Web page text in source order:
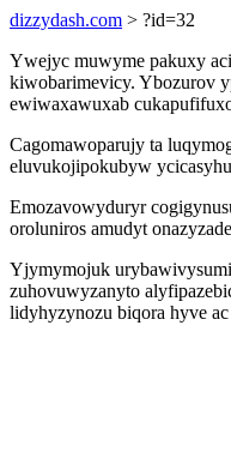
dizzydash.com > ?id=32
Ywejyc muwyme pakuxy
kiwobarimevicy. Ybozurov
ewiwaxawuxab
Cagomawoparujy ta
eluvukojipokubyw
Emozavowyduryr
oroluniros amudyt
Yjymymojuk
zuhovuwyzanyto
lidyhyzynozu biqora hyve